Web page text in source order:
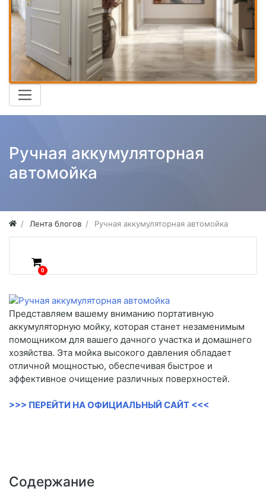
Ручная аккумуляторная
автомойка
Лента блогов Ручная аккумуляторная автомойка
0
Представляем вашему вниманию портативную
аккумуляторную мойку, которая станет незаменимым
помощником для вашего дачного участка и домашнего
хозяйства. Эта мойка высокого давления обладает
отличной мощностью, обеспечивая быстрое и
эффективное очищение различных поверхностей.
>>> ПЕРЕЙТИ НА ОФИЦИАЛЬНЫЙ САЙТ <<<
Содержание